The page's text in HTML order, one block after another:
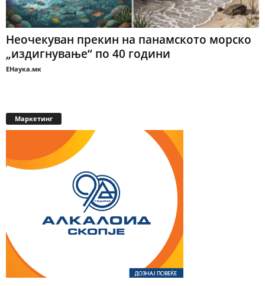
Неочекуван прекин на панамското морско
„издигнување“ по 40 години
ЕНаука.мк
Маркетинг